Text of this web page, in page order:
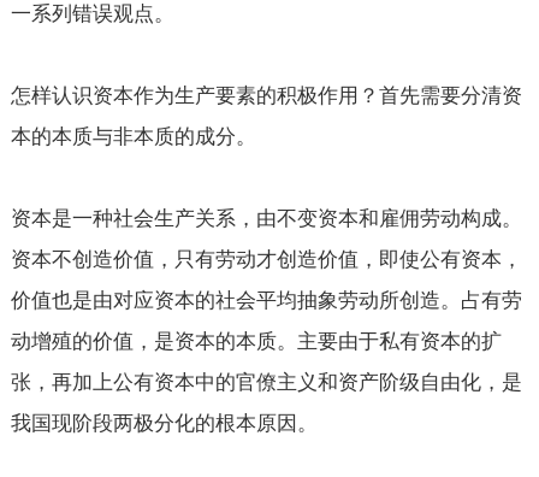
一系列错误观点。
怎样认识资本作为生产要素的积极作用？首先需要分清资
本的本质与非本质的成分。
资本是一种社会生产关系，由不变资本和雇佣劳动构成。
资本不创造价值，只有劳动才创造价值，即使公有资本，
价值也是由对应资本的社会平均抽象劳动所创造。占有劳
动增殖的价值，是资本的本质。主要由于私有资本的扩
张，再加上公有资本中的官僚主义和资产阶级自由化，是
我国现阶段两极分化的根本原因。